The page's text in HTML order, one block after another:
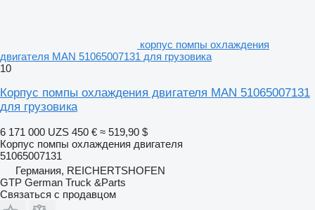
корпус помпы охлаждения
двигателя MAN 51065007131 для грузовика
10
Корпус помпы охлаждения двигателя MAN 51065007131
для грузовика
6 171 000 UZS 450 € ≈ 519,90 $
Корпус помпы охлаждения двигателя
51065007131
Германия, REICHERTSHOFEN
GTP German Truck &Parts
Связаться с продавцом